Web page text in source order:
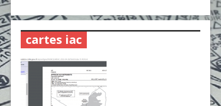
cartes iac